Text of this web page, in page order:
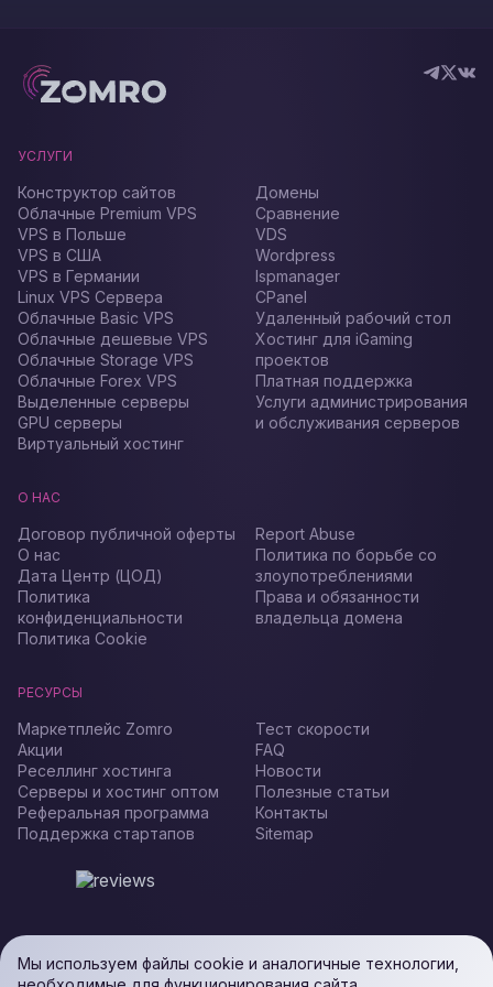
УСЛУГИ
Конструктор сайтов
Облачные Premium VPS
VPS в Польше
VPS в США
VPS в Германии
Linux VPS Сервера
Облачные Basic VPS
Облачные дешевые VPS
Облачные Storage VPS
Облачные Forex VPS
Выделенные серверы
GPU серверы
Виртуальный хостинг
Домены
Сравнение
VDS
Wordpress
Ispmanager
CPanel
Удаленный рабочий стол
Хостинг для iGaming
проектов
Платная поддержка
Услуги администрирования
и обслуживания серверов
О НАС
Договор публичной оферты
О нас
Дата Центр (ЦОД)
Политика
конфиденциальности
Политика Cookie
Report Abuse
Политика по борьбе со
злоупотреблениями
Права и обязанности
владельца домена
РЕСУРСЫ
Маркетплейс Zomro
Акции
Реселлинг хостинга
Серверы и хостинг оптом
Реферальная программа
Поддержка стартапов
Тест скорости
FAQ
Новости
Полезные статьи
Контакты
Sitemap
Мы используем файлы cookie и аналогичные технологии,